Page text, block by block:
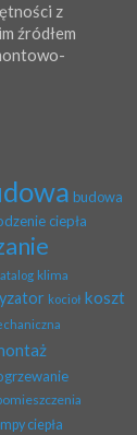
z
źródłem
budowa
ciepła
klima
kocioł koszt
ciepła